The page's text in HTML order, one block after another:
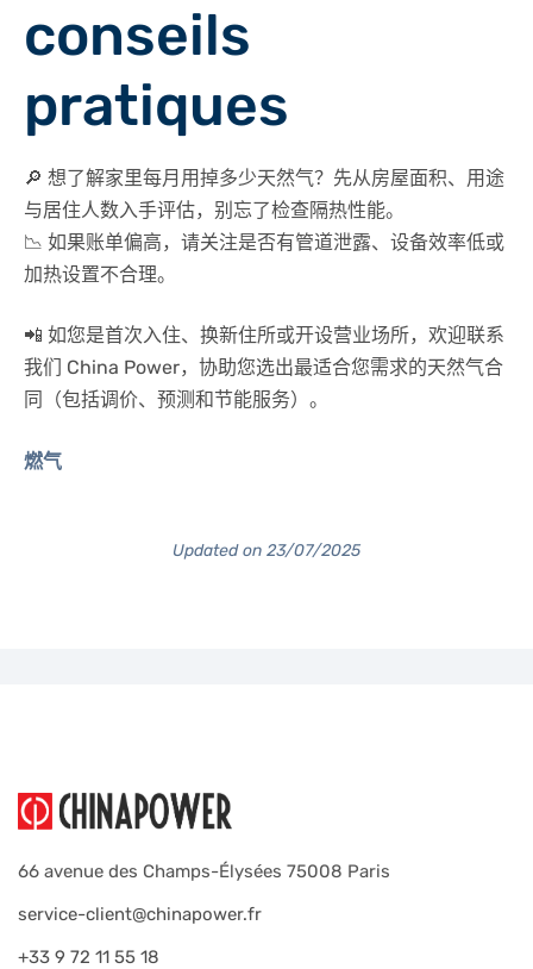
conseils
pratiques
🔎 想了解家里每月用掉多少天然气？先从房屋面积、用途
与居住人数入手评估，别忘了检查隔热性能。
📉 如果账单偏高，请关注是否有管道泄露、设备效率低或
加热设置不合理。
📲 如您是首次入住、换新住所或开设营业场所，欢迎联系
我们 China Power，协助您选出最适合您需求的天然气合
同（包括调价、预测和节能服务）。
燃气
Updated on 23/07/2025
66 avenue des Champs-Élysées 75008 Paris
service-client@chinapower.fr
+33 9 72 11 55 18